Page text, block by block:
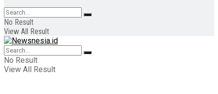
No Result
View All Result
No Result
View All Result